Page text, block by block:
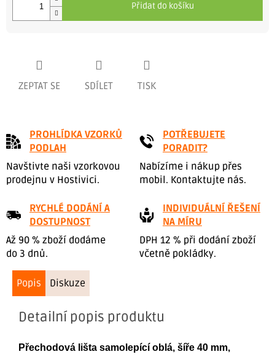
TISK
ZEPTAT SE SDÍLET
Přidat do košíku
PROHLÍDKA VZORKŮ
PODLAH
Navštivte naši vzorkovou
prodejnu v Hostivici.
POTŘEBUJETE
PORADIT?
Nabízíme i nákup přes
mobil. Kontaktujte nás.
RYCHLÉ DODÁNÍ A
DOSTUPNOST
Až 90 % zboží dodáme
do 3 dnů.
INDIVIDUÁLNÍ ŘEŠENÍ
NA MÍRU
DPH 12 % při dodání zboží
včetně pokládky.
Popis Diskuze
Detailní popis produktu
Přechodová lišta samolepící oblá, šíře 40 mm,